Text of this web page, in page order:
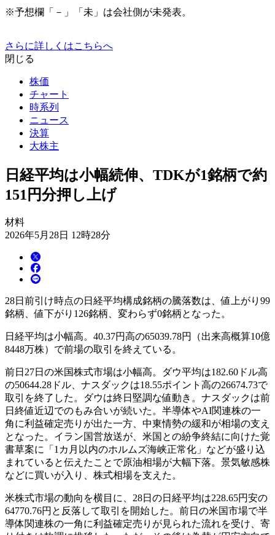
※予想欄「－」「未」は会社側が未発表。
さらに詳しくはこちらへ
閉じる
株価
チャート
時系列
ニュース
決算
大株主
日経平均は小幅続伸、TDKが1銘柄で約
151円分押し上げ
材料
2026年5月28日 12時28分
28日前引け時点の日経平均構成銘柄の騰落数は、値上がり99
銘柄、値下がり126銘柄、変わらず0銘柄となった。
日経平均は小幅高。40.37円高の65039.78円（出来高概算10億
8448万株）で前場の取引を終えている。
前日27日の米国株式市場は小幅高。ダウ平均は182.60ドル高
の50644.28ドル、ナスダックは18.55ポイント高の26674.73で
取引を終了した。ダウは終日堅調な値動き。ナスダックは前
日終値近辺でのもみ合いが続いた。半導体やAI関連株の一
角に利益確定売りが出た一方、中東情勢の緩和が相場の支え
となった。イラン国営放送が、米国との紛争終結に向けた覚
書草案に「1カ月以内のホルムズ海峡正常化」などが盛り込
まれていると伝えたことで原油相場が大幅下落。景気敏感株
などに買いが入り、株式相場を支えた。
米株式市場の動向を横目に、28日の日経平均は228.65円安の
64770.76円と反落して取引を開始した。前日の米国市場で半
導体関連株の一角に利益確定売りが見られた流れを受け、寄